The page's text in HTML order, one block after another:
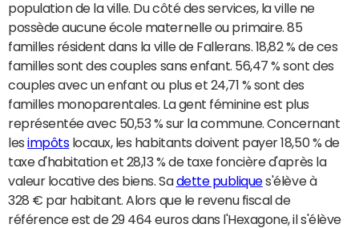
population de la ville. Du côté des services, la ville ne
possède aucune école maternelle ou primaire. 85
familles résident dans la ville de Fallerans. 18,82 % de ces
familles sont des couples sans enfant. 56,47 % sont des
couples avec un enfant ou plus et 24,71 % sont des
familles monoparentales. La gent féminine est plus
représentée avec 50,53 % sur la commune. Concernant
lesimpôtslocaux, les habitants doivent payer 18,50 % de
taxe d'habitation et 28,13 % de taxe foncière d'après la
valeur locative des biens. Sadette publiques'élève à
328 € par habitant. Alors que le revenu fiscal de
référence est de 29 464 euros dans l'Hexagone, il s'élève